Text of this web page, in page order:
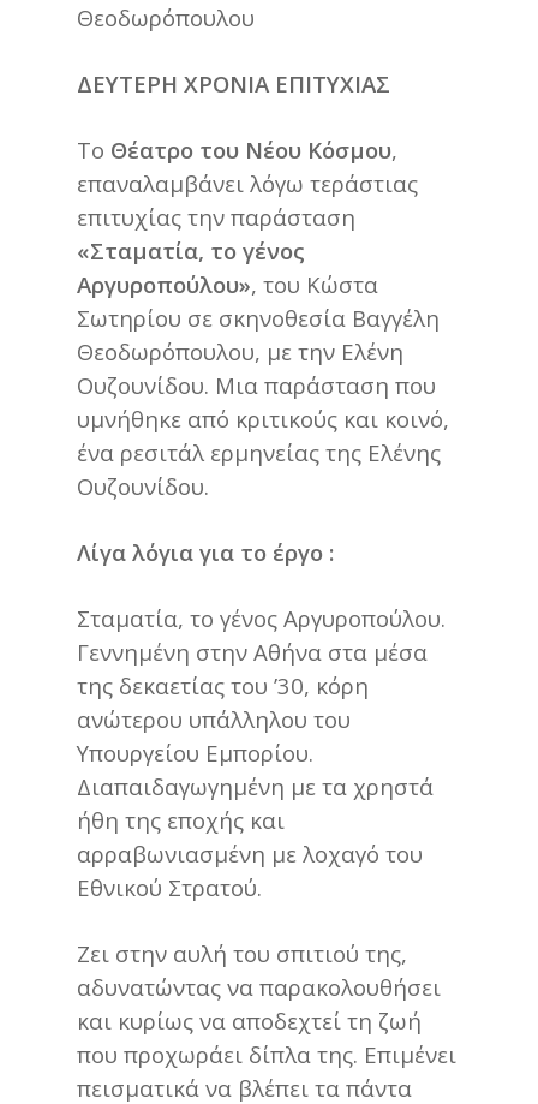
Θεοδωρόπουλου
ΔΕΥΤΕΡΗ ΧΡΟΝΙΑ ΕΠΙΤΥΧΙΑΣ
Το Θέατρο του Νέου Κόσμου,
επαναλαμβάνει λόγω τεράστιας
επιτυχίας την παράσταση
«Σταματία, το γένος
Αργυροπούλου», του Κώστα
Σωτηρίου σε σκηνοθεσία Βαγγέλη
Θεοδωρόπουλου, με την Ελένη
Ουζουνίδου. Μια παράσταση που
υμνήθηκε από κριτικούς και κοινό,
ένα ρεσιτάλ ερμηνείας της Ελένης
Ουζουνίδου.
Λίγα λόγια για το έργο :
Σταματία, το γένος Αργυροπούλου.
Γεννημένη στην Αθήνα στα μέσα
της δεκαετίας του ’30, κόρη
ανώτερου υπάλληλου του
Υπουργείου Εμπορίου.
Διαπαιδαγωγημένη με τα χρηστά
ήθη της εποχής και
αρραβωνιασμένη με λοχαγό του
Εθνικού Στρατού.
Ζει στην αυλή του σπιτιού της,
αδυνατώντας να παρακολουθήσει
και κυρίως να αποδεχτεί τη ζωή
που προχωράει δίπλα της. Επιμένει
πεισματικά να βλέπει τα πάντα